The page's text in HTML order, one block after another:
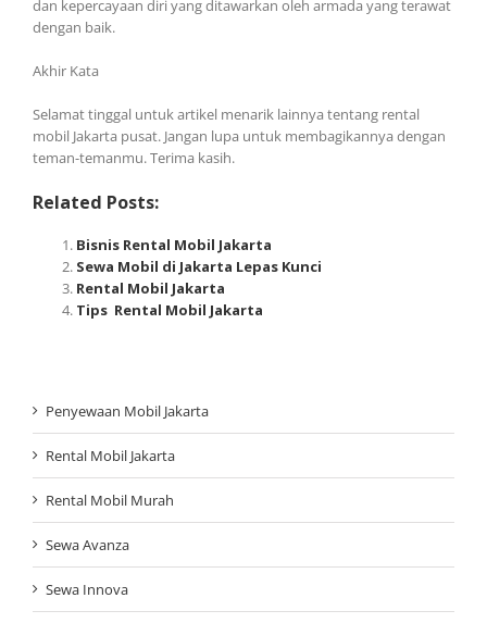
dan kepercayaan diri yang ditawarkan oleh armada yang terawat
dengan baik.
Akhir Kata
Selamat tinggal untuk artikel menarik lainnya tentang rental
mobil Jakarta pusat. Jangan lupa untuk membagikannya dengan
teman-temanmu. Terima kasih.
Related Posts:
Bisnis Rental Mobil Jakarta
Sewa Mobil di Jakarta Lepas Kunci
Rental Mobil Jakarta
Tips Rental Mobil Jakarta
Penyewaan Mobil Jakarta
Rental Mobil Jakarta
Rental Mobil Murah
Sewa Avanza
Sewa Innova